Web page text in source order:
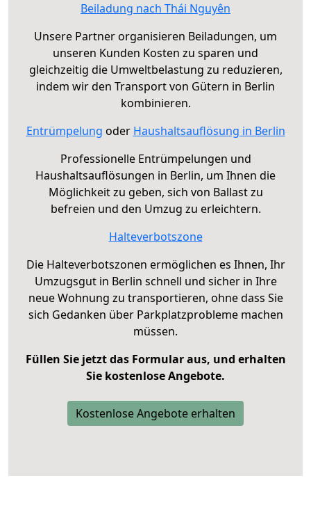
Beiladung nach Thái Nguyên
Unsere Partner organisieren Beiladungen, um
unseren Kunden Kosten zu sparen und
gleichzeitig die Umweltbelastung zu reduzieren,
indem wir den Transport von Gütern in Berlin
kombinieren.
Entrümpelung oder Haushaltsauflösung in Berlin
Professionelle Entrümpelungen und
Haushaltsauflösungen in Berlin, um Ihnen die
Möglichkeit zu geben, sich von Ballast zu
befreien und den Umzug zu erleichtern.
Halteverbotszone
Die Halteverbotszonen ermöglichen es Ihnen, Ihr
Umzugsgut in Berlin schnell und sicher in Ihre
neue Wohnung zu transportieren, ohne dass Sie
sich Gedanken über Parkplatzprobleme machen
müssen.
Füllen Sie jetzt das Formular aus, und erhalten
Sie kostenlose Angebote.
Kostenlose Angebote erhalten